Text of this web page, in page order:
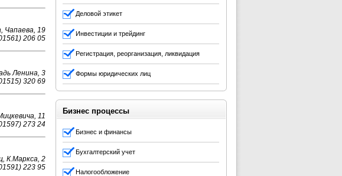
Чапаева, 19
206 05
Ленина, 3
320 69
11
273 24
К.Маркса, 2
223 95
Деловой этикет
Инвестиции и трейдинг
Регистрация, реорганизация, ликвидация
Формы юридических лиц
Бизнес процессы
Бизнес и финансы
Бухгалтерский учет
Налогообложение